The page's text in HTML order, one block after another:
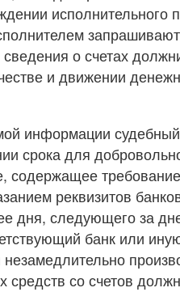
исполнительного
о счетах
и движении
информации
срока для
содержащее
реквизитов
дня, следующего за
банк или
средств со счетов